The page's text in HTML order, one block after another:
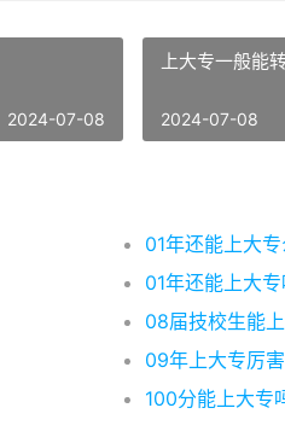
2024-07-08
上大专一般能
2024-07-08
01年还能上大
01年还能上大
08届技校生能
09年上大专厉
100分能上大专